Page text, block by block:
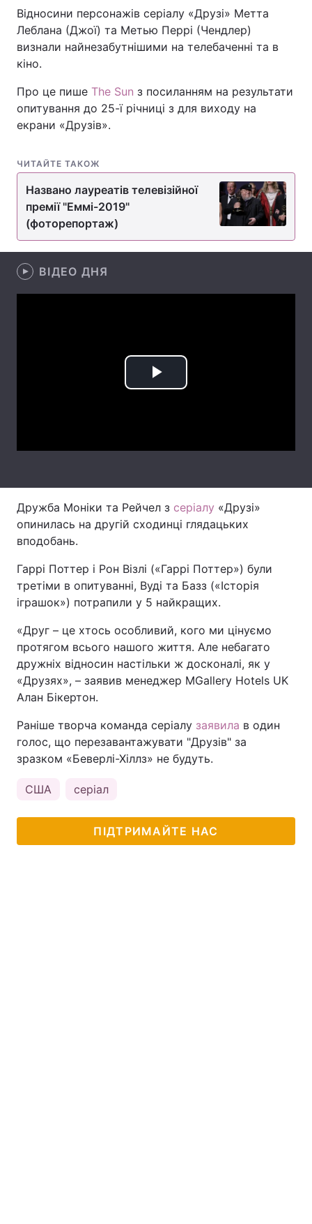
Головна Війна
Україна
Економіка Світ
Спорт
Зброя Інциденти
Здоров'я
Екологія
Думки
Відносини персонажів серіалу «Друзі» Метта
Леблана (Джої) та Метью Перрі (Чендлер)
визнали найнезабутнішими на телебаченні та в
кіно.
Про це пише The Sun з посиланням на результати
опитування до 25-ї річниці з для виходу на
екрани «Друзів».
ЧИТАЙТЕ ТАКОЖ
Названо лауреатів телевізійної
премії "Еммі-2019"
(фоторепортаж)
ВІДЕО ДНЯ
Play
Дружба Моніки та Рейчел з серіалу «Друзі»
опинилась на другій сходинці глядацьких
вподобань.
Гаррі Поттер і Рон Візлі («Гаррі Поттер») були
третіми в опитуванні, Вуді та Базз («Історія
іграшок») потрапили у 5 найкращих.
«Друг – це хтось особливий, кого ми цінуємо
протягом всього нашого життя. Але небагато
дружніх відносин настільки ж досконалі, як у
«Друзях», – заявив менеджер MGallery Hotels UK
Алан Бікертон.
Раніше творча команда серіалу заявила в один
голос, що перезавантажувати "Друзів" за
зразком «Беверлі-Хіллз» не будуть.
США серіал
ПІДТРИМАЙТЕ НАС